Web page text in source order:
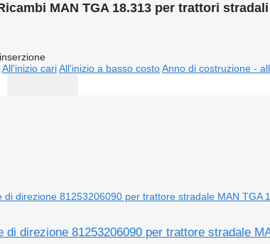
MAN TGA 18.313 per trattori stradali
All'inizio cari All'inizio a basso costo Anno di costruzione -
di direzione 81253206090 per trattore stradale